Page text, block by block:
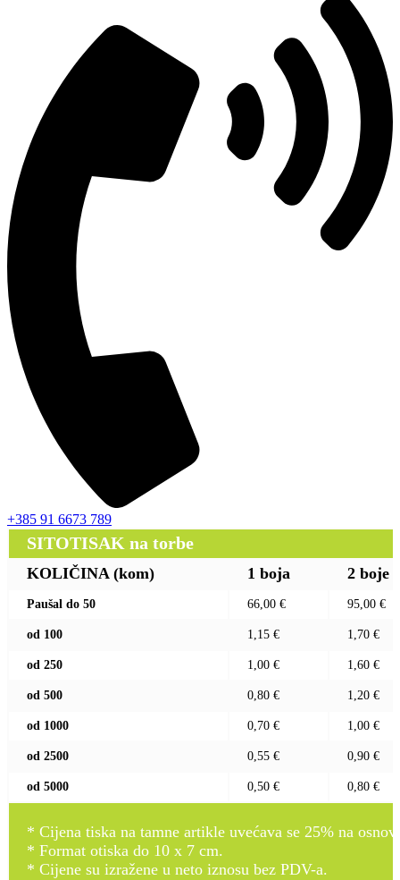
+385 91 6673 789
SITOTISAK na torbe
KOLIČINA (kom) 1 boja 2 boje
Paušal do 50 66,00 € 95,00 €
od 100 1,15 € 1,70 €
od 250 1,00 € 1,60 €
od 500 0,80 € 1,20 €
od 1000 0,70 € 1,00 €
od 2500 0,55 € 0,90 €
od 5000 0,50 € 0,80 €
* Cijena tiska na tamne artikle uvećava se 25% na
* Format otiska do 10 x 7 cm.
* Cijene su izražene u neto iznosu bez PDV-a.